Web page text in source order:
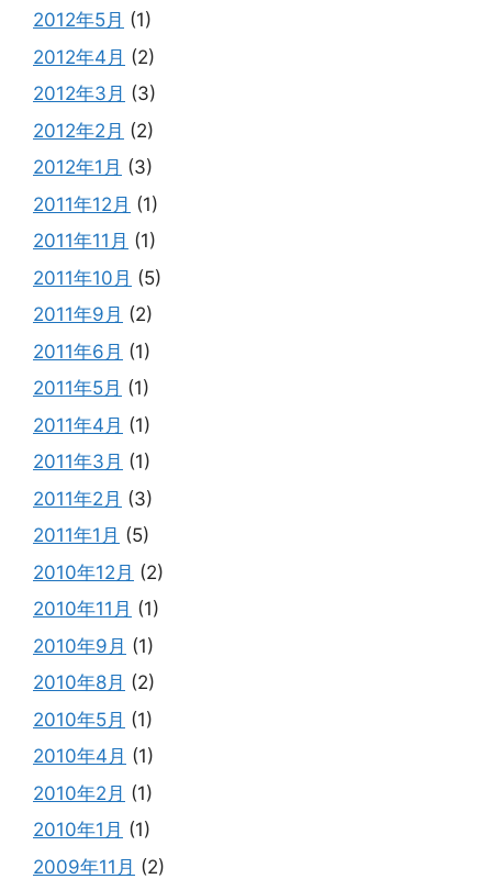
2012年5月 (1)
2012年4月 (2)
2012年3月 (3)
2012年2月 (2)
2012年1月 (3)
2011年12月 (1)
2011年11月 (1)
2011年10月 (5)
2011年9月 (2)
2011年6月 (1)
2011年5月 (1)
2011年4月 (1)
2011年3月 (1)
2011年2月 (3)
2011年1月 (5)
2010年12月 (2)
2010年11月 (1)
2010年9月 (1)
2010年8月 (2)
2010年5月 (1)
2010年4月 (1)
2010年2月 (1)
2010年1月 (1)
2009年11月 (2)